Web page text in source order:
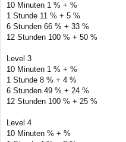
10 Minuten 1 % + %
1 Stunde 11 % + 5 %
6 Stunden 66 % + 33 %
12 Stunden 100 % + 50 %
Level 3
10 Minuten 1 % + %
1 Stunde 8 % + 4 %
6 Stunden 49 % + 24 %
12 Stunden 100 % + 25 %
Level 4
10 Minuten % + %